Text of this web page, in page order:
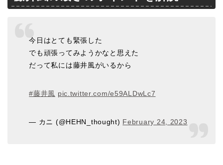
今日はとても緊張した
でも頑張ってみようかなと思えた
だって私には藤井風がいるから
#藤井風 pic.twitter.com/e59ALDwLc7
— カニ (@HEHN_thought) February 24, 2023